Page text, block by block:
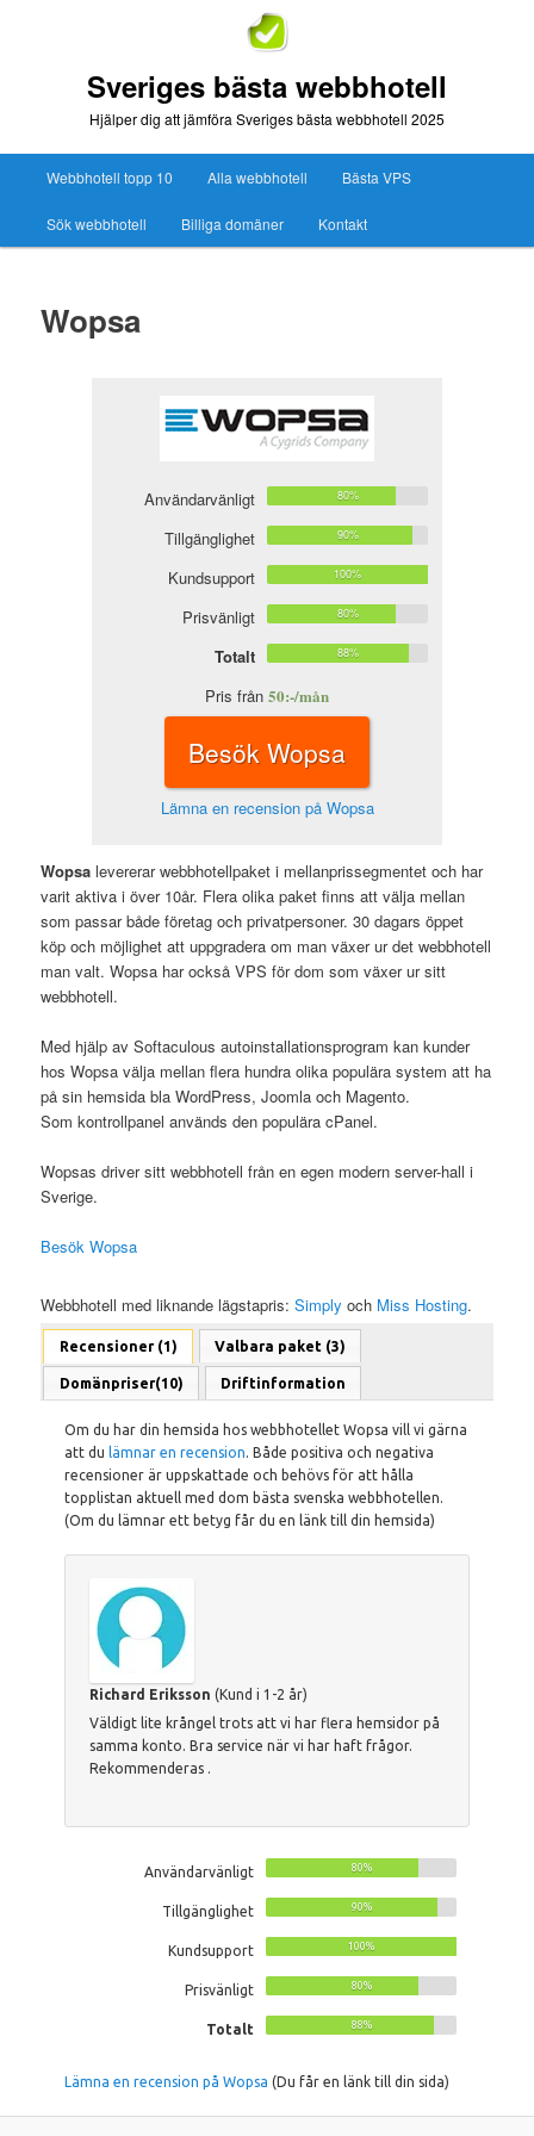
Sveriges bästa webbhotell
Hjälper dig att jämföra Sveriges bästa webbhotell 2025
Webbhotell topp 10 Alla webbhotell Bästa VPS
Sök webbhotell Billiga domäner Kontakt
Wopsa
Användarvänligt 80%
Tillgänglighet 90%
Kundsupport 100%
Prisvänligt 80%
Totalt 88%
Pris från 50:-/mån
Besök Wopsa
Lämna en recension på Wopsa
Wopsa levererar webbhotellpaket i mellanprissegmentet och har
varit aktiva i över 10år. Flera olika paket finns att välja mellan
som passar både företag och privatpersoner. 30 dagars öppet
köp och möjlighet att uppgradera om man växer ur det webbhotell
man valt. Wopsa har också VPS för dom som växer ur sitt
webbhotell.
Med hjälp av Softaculous autoinstallationsprogram kan kunder
hos Wopsa välja mellan flera hundra olika populära system att ha
på sin hemsida bla WordPress, Joomla och Magento.
Som kontrollpanel används den populära cPanel.
Wopsas driver sitt webbhotell från en egen modern server-hall i
Sverige.
Besök Wopsa
Webbhotell med liknande lägstapris:Simply och Miss Hosting.
Recensioner (1) Valbara paket (3)
Domänpriser(10) Driftinformation
Om du har din hemsida hos webbhotellet Wopsa vill vi gärna
att du lämnar en recension. Både positiva och negativa
recensioner är uppskattade och behövs för att hålla
topplistan aktuell med dom bästa svenska webbhotellen.
(Om du lämnar ett betyg får du en länk till din hemsida)
Richard Eriksson (Kund i 1-2 år)
Väldigt lite krångel trots att vi har flera hemsidor på
samma konto. Bra service när vi har haft frågor.
Rekommenderas .
Användarvänligt 80%
Tillgänglighet 90%
Kundsupport 100%
Prisvänligt 80%
Totalt 88%
Lämna en recension på Wopsa (Du får en länk till din sida)